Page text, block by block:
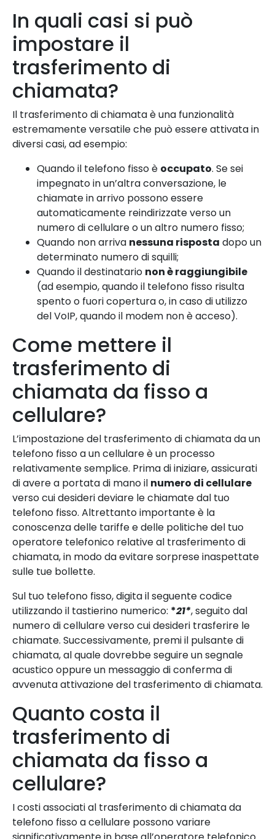
In quali casi si può
impostare il
trasferimento di
chiamata?
Il trasferimento di chiamata è una funzionalità
estremamente versatile che può essere attivata in
diversi casi, ad esempio:
Quando il telefono fisso è occupato. Se sei
impegnato in un’altra conversazione, le
chiamate in arrivo possono essere
automaticamente reindirizzate verso un
numero di cellulare o un altro numero fisso;
Quando non arriva nessuna risposta dopo un
determinato numero di squilli;
Quando il destinatario non è raggiungibile
(ad esempio, quando il telefono fisso risulta
spento o fuori copertura o, in caso di utilizzo
del VoIP, quando il modem non è acceso).
Come mettere il
trasferimento di
chiamata da fisso a
cellulare?
L’impostazione del trasferimento di chiamata da un
telefono fisso a un cellulare è un processo
relativamente semplice. Prima di iniziare, assicurati
di avere a portata di mano il numero di cellulare
verso cui desideri deviare le chiamate dal tuo
telefono fisso. Altrettanto importante è la
conoscenza delle tariffe e delle politiche del tuo
operatore telefonico relative al trasferimento di
chiamata, in modo da evitare sorprese inaspettate
sulle tue bollette.
Sul tuo telefono fisso, digita il seguente codice
utilizzando il tastierino numerico: *21*, seguito dal
numero di cellulare verso cui desideri trasferire le
chiamate. Successivamente, premi il pulsante di
chiamata, al quale dovrebbe seguire un segnale
acustico oppure un messaggio di conferma di
avvenuta attivazione del trasferimento di chiamata.
Quanto costa il
trasferimento di
chiamata da fisso a
cellulare?
I costi associati al trasferimento di chiamata da
telefono fisso a cellulare possono variare